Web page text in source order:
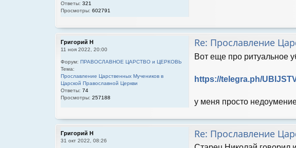
Ответы: 321
Просмотры: 602791
Григорий Н
11 ноя 2022, 20:00
Форум: ПРАВОСЛАВНОЕ ЦАРСТВО и ЦЕРКОВЬ
Тема:
Прославление Царственных Мучеников в
Царской Православной Церкви
Ответы: 74
Просмотры: 257188
Re: Прославление
Вот еще про ритуальное
https://telegra.ph/
у меня просто
Григорий Н
31 окт 2022, 08:26
Re: Прославление